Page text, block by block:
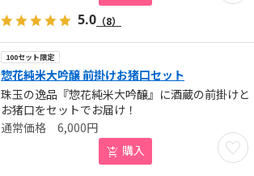
5.0 （8）
100セット限定
惣花純米大吟醸 前掛けお猪口セット
珠玉の逸品『惣花純米大吟醸』に酒蔵の前掛けと
お猪口をセットでお届け！
お気
6,000円
購入